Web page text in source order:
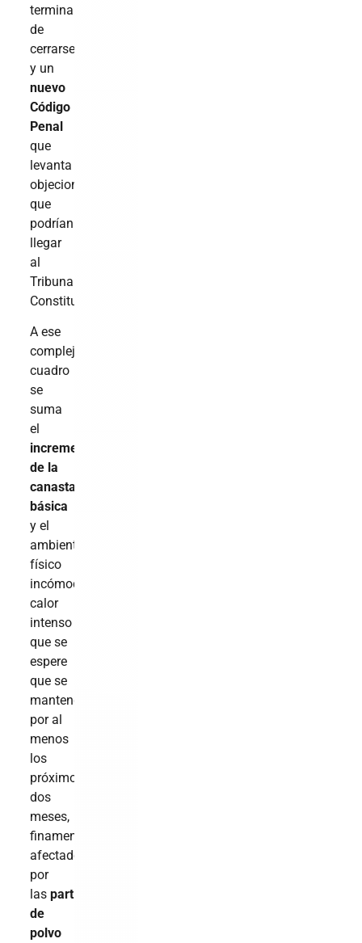
termina
de
cerrarse;
y un
nuevo
Código
Penal
que
levanta
objeciones
que
podrían
llegar
al
Tribunal
Constitucional.
A ese
complejo
cuadro
se
suma
el
incremento
de la
canasta
básica
y el
ambiente
físico
incómodo:
calor
intenso
que se
espere
que se
mantenga
por al
menos
los
próximos
dos
meses,
finamente
afectado
por
laspartículas
de
polvo